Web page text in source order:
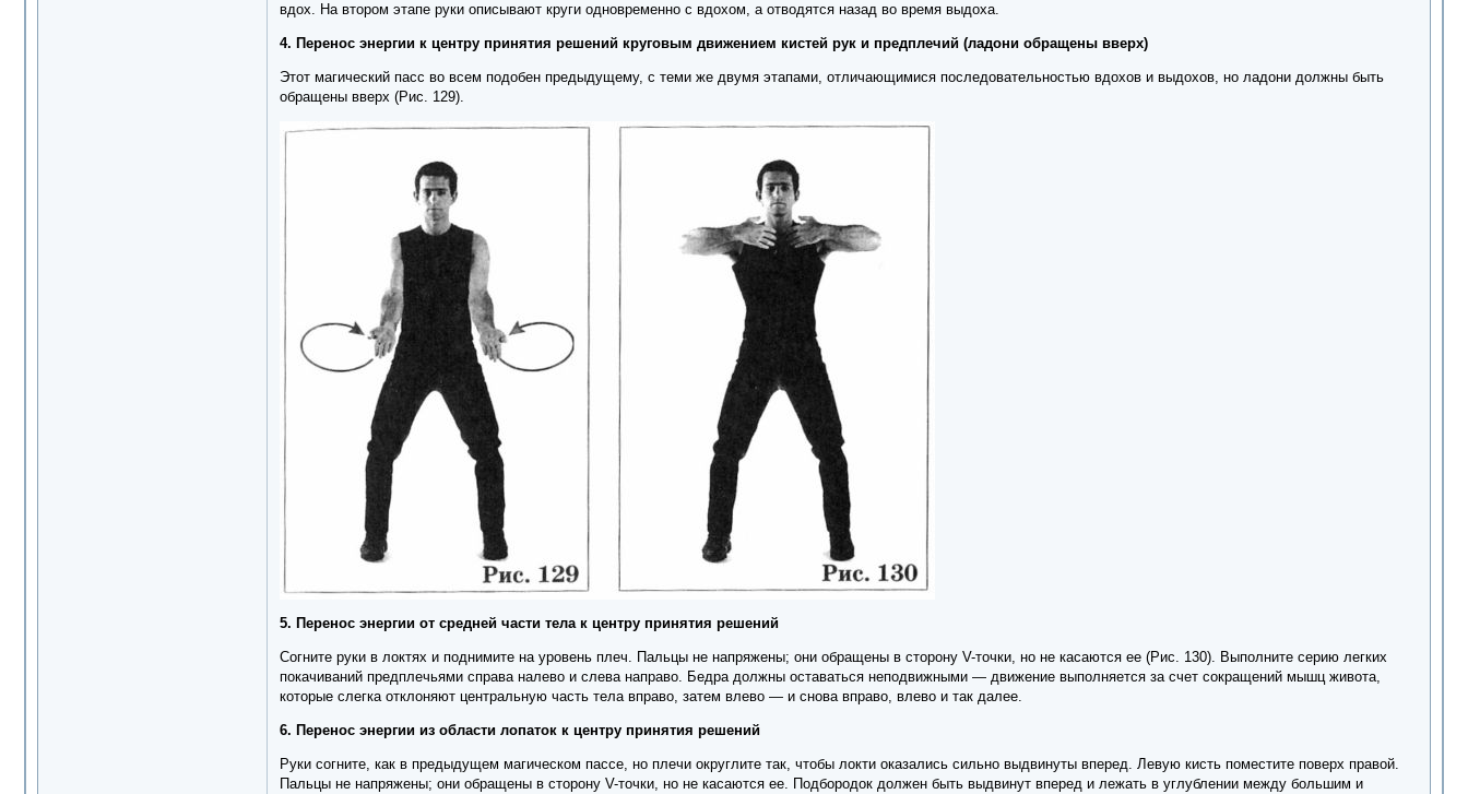
вдох. На втором этапе руки описывают круги одновременно с вдохом, а отводятся назад во время выдоха.
4. Перенос энергии к центру принятия решений круговым движением кистей рук и предплечий (ладони обращены вверх)
Этот магический пасс во всем подобен предыдущему, с теми же двумя этапами, отличающимися последовательностью вдохов и выдохов, но ладони должны быть
обращены вверх (Рис. 129).
5. Перенос энергии от средней части тела к центру принятия решений
Согните руки в локтях и поднимите на уровень плеч. Пальцы не напряжены; они обращены в сторону V-точки, но не касаются ее (Рис. 130). Выполните серию легких
покачиваний предплечьями справа налево и слева направо. Бедра должны оставаться неподвижными — движение выполняется за счет сокращений мышц живота,
которые слегка отклоняют центральную часть тела вправо, затем влево — и снова вправо, влево и так далее.
6. Перенос энергии из области лопаток к центру принятия решений
Руки согните, как в предыдущем магическом пассе, но плечи округлите так, чтобы локти оказались сильно выдвинуты вперед. Левую кисть поместите поверх правой.
Пальцы не напряжены; они обращены в сторону V-точки, но не касаются ее. Подбородок должен быть выдвинут вперед и лежать в углублении между большим и